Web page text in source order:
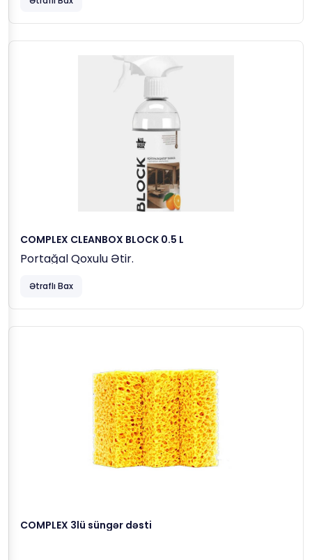
COMPLEX CLEANBOX BLOCK 0.5 L
Portağal Qoxulu Ətir.
Ətraflı Bax
COMPLEX 3lü süngər dəsti